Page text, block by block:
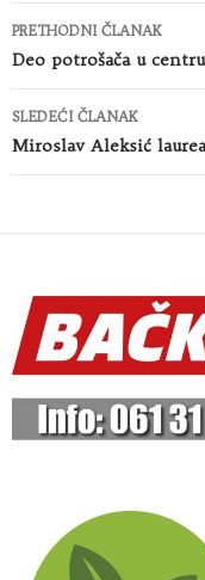
Kretanje
članaka
PRETHODNI ČLANAK
Deo potrošača u
SLEDEĆI ČLANAK
Miroslav Aleksić